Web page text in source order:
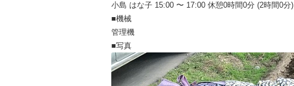
小島 はな子 15:00 〜 17:00 休憩0時間0分 (2時間0分)
■機械
管理機
■写真